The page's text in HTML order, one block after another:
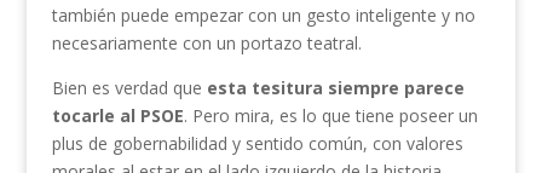
también puede empezar con un gesto inteligente y no
necesariamente con un portazo teatral.
Bien es verdad que esta tesitura siempre parece
tocarle al PSOE. Pero mira, es lo que tiene poseer un
plus de gobernabilidad y sentido común, con valores